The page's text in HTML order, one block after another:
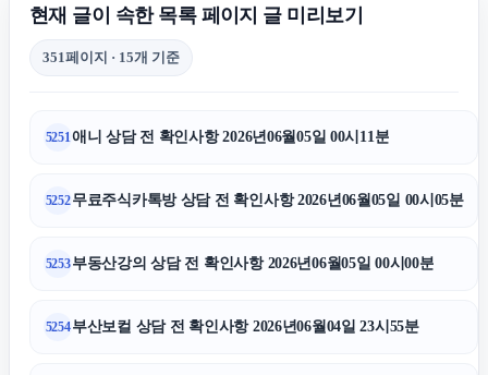
현재 글이 속한 목록 페이지 글 미리보기
351페이지 · 15개 기준
5251 애니 상담 전 확인사항 2026년06월05일 00시11분
5252무료주식카톡방 상담 전 확인사항 2026년06월05일 00시05분
5253부동산강의 상담 전 확인사항 2026년06월05일 00시00분
5254부산보컬 상담 전 확인사항 2026년06월04일 23시55분